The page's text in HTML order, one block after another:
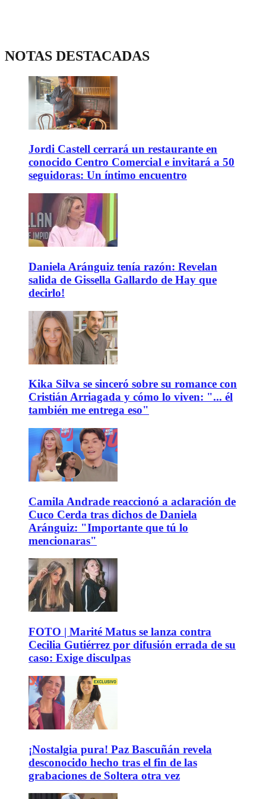
NOTAS DESTACADAS
Jordi Castell cerrará un restaurante en
conocido Centro Comercial e invitará a 50
seguidoras: Un íntimo encuentro
Daniela Aránguiz tenía razón: Revelan
salida de Gissella Gallardo de Hay que
decirlo!
Kika Silva se sinceró sobre su romance con
Cristián Arriagada y cómo lo viven: "... él
también me entrega eso"
Camila Andrade reaccionó a aclaración de
Cuco Cerda tras dichos de Daniela
Aránguiz: "Importante que tú lo
mencionaras"
FOTO | Marité Matus se lanza contra
Cecilia Gutiérrez por difusión errada de su
caso: Exige disculpas
¡Nostalgia pura! Paz Bascuñán revela
desconocido hecho tras el fin de las
grabaciones de Soltera otra vez